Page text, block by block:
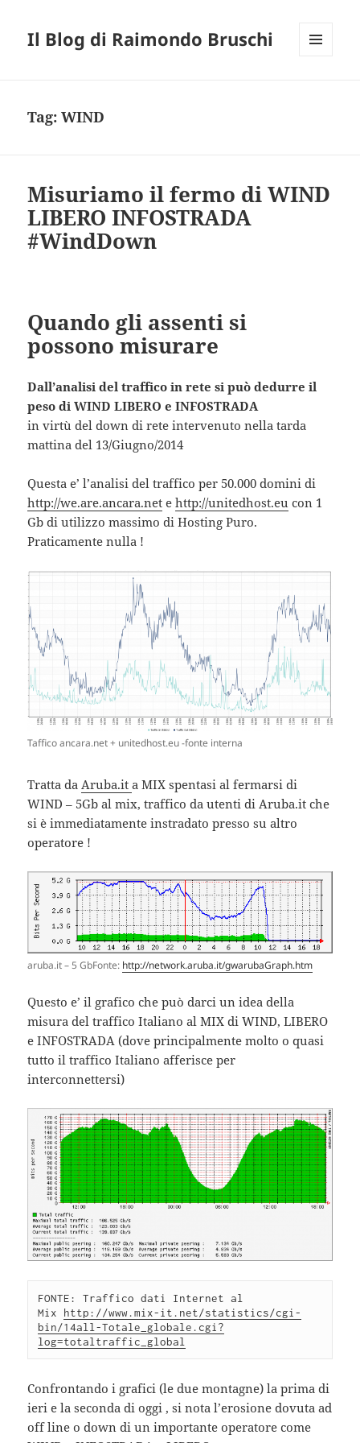
Il Blog di Raimondo Bruschi
Tag:WIND
Misuriamo il fermo di WIND
LIBERO INFOSTRADA
#WindDown
Quando gli assenti si
possono misurare
Dall’analisi del traffico in rete si può dedurre il
peso di WIND LIBERO e INFOSTRADA
in virtù del down di rete intervenuto nella tarda
mattina del 13/Giugno/2014
Questa e’ l’analisi del traffico per 50.000 domini di
http://we.are.ancara.net ehttp://unitedhost.eu con 1
Gb di utilizzo massimo di Hosting Puro.
Praticamente nulla !
Taffico ancara.net + unitedhost.eu -fonte interna
Tratta daAruba.ita MIX spentasi al fermarsi di
WIND – 5Gb al mix, traffico da utenti di Aruba.it che
si è immediatamente instradato presso su altro
operatore !
aruba.it – 5 GbFonte: http://network.aruba.it/gwarubaGraph.htm
Questo e’ il grafico che può darci un idea della
misura del traffico Italiano al MIX di WIND, LIBERO
e INFOSTRADA (dove principalmente molto o quasi
tutto il traffico Italiano afferisce per
interconnettersi)
FONTE: Traffico dati Internet al
Mix http://www.mix-it.net/statistics/cgi-
bin/14all-Totale_globale.cgi?
log=totaltraffic_global
Confrontando i grafici (le due montagne) la prima di
ieri e la seconda di oggi , si nota l’erosione dovuta ad
off line o down di un importante operatore come